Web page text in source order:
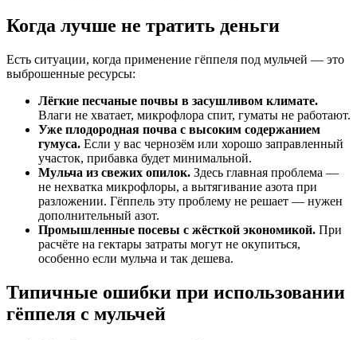
Когда лучше не тратить деньги
Есть ситуации, когда применение гёппеля под мульчей — это
выброшенные ресурсы:
Лёгкие песчаные почвы в засушливом климате.
Влаги не хватает, микрофлора спит, гуматы не работают.
Уже плодородная почва с высоким содержанием
гумуса. Если у вас чернозём или хорошо заправленный
участок, прибавка будет минимальной.
Мульча из свежих опилок. Здесь главная проблема —
не нехватка микрофлоры, а вытягивание азота при
разложении. Гёппель эту проблему не решает — нужен
дополнительный азот.
Промышленные посевы с жёсткой экономикой. При
расчёте на гектары затраты могут не окупиться,
особенно если мульча и так дешева.
Типичные ошибки при использовании
гёппеля с мульчей